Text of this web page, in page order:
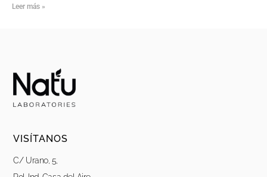
Leer más »
VISÍTANOS
C/ Urano, 5,